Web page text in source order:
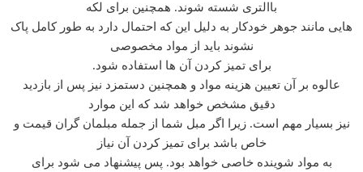
باالتری شسته شوند. همچنین برای لکه
هایی مانند جوهر خودکار به دلیل این که احتمال دارد به طور کامل پاک
نشوند باید از مواد مخصوصی
برای تمیز کردن آن ها استفاده شود.
عالوه بر آن تعیین هزینه مواد و همچنین دستمزد نیز پس از بازدید
دقیق مشخص خواهد شد که این موارد
نیز بسیار مهم است. زیرا اگر مبل شما از جمله مبلمان گران قیمت و
خاص باشد برای تمیز کردن آن نیاز
به مواد شوینده خاصی خواهد بود. پس پیشنهاد می شود برای